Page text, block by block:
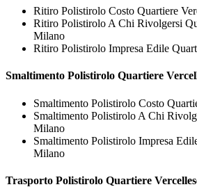
Ritiro Polistirolo Costo Quartiere
Ritiro Polistirolo A Chi Rivolgersi
Milano
Ritiro Polistirolo Impresa Edile
Smaltimento Polistirolo Quartiere
Smaltimento Polistirolo Costo
Smaltimento Polistirolo A Chi
Milano
Smaltimento Polistirolo Impresa
Milano
Trasporto Polistirolo Quartiere